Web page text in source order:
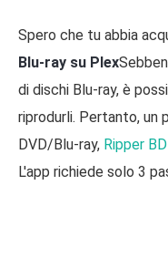
Spero che tu abbia
Blu-ray su Plex
di dischi Blu-ray, è
riprodurli. Pertanto, un
DVD/Blu-ray, Ripper
L'app richiede solo 3